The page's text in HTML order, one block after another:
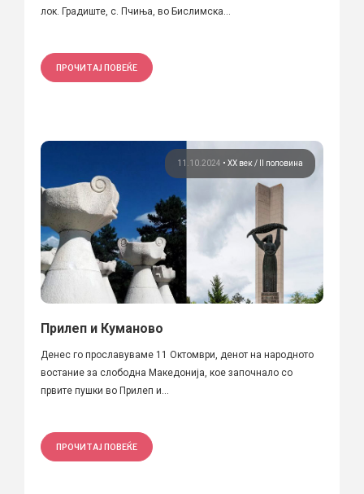
лок. Градиште, с. Пчиња, во Бислимска...
ПРОЧИТАЈ ПОВЕЌЕ
11.10.2024 • ХХ век / II половина
Прилеп и Куманово
Денес го прославуваме 11 Октомври, денот на народното
востание за слободна Македонија, кое започнало со
првите пушки во Прилеп и...
ПРОЧИТАЈ ПОВЕЌЕ